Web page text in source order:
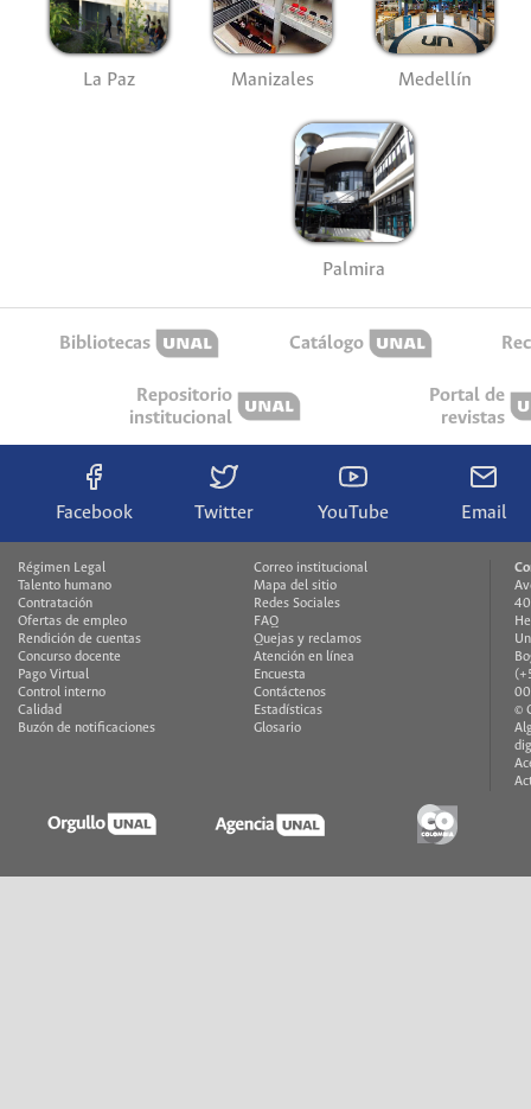
La Paz Manizales Medellín
Palmira
Bibliotecas Catálogo
Repositorio
institucional
Portal de
revistas
Facebook Twitter YouTube Email
Régimen Legal
Talento humano
Contratación
Ofertas de empleo
Rendición de cuentas
Concurso docente
Pago Virtual
Control interno
Calidad
Buzón de notificaciones
Correo institucional
Mapa del sitio
Redes Sociales
FAQ
Quejas y reclamos
Atención en línea
Encuesta
Contáctenos
Estadísticas
Glosario
©